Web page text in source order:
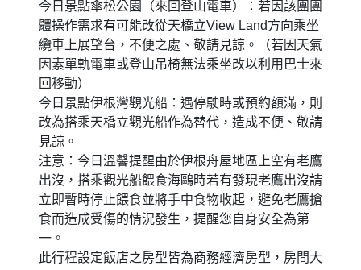
豪城市快捷酒店 City Express By Marriott
Osaka Shin-Imamiya 或 城市快捷 by 萬豪
大阪難波南 City Express by Marriott Osaka
Namba-Minami 或同等級
【包含門票】天橋立傘松～來回登山
電、纜車
經過千百年歷史的淬鍊，自然形成的神秘景觀 「天橋立」。
被海洋包圍全長3．6km的沙洲上面，有約8仟多棵松樹，這個
景色是自古以來，便與廣島的「宮島」，宮城的 「松島」 並
列，被譽為日本三大名景之一，有個倒過來看的展望台。
【包含門票】伊根舟屋灣遊船